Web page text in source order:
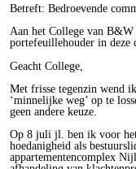
Betreft: Bedroevende
Aan het College van B&W
portefeuillehouder in deze
Geacht College,
Met frisse tegenzin wend
‘minnelijke weg’ op te
geen andere keuze.
Op 8 juli jl. ben ik voor
hoedanigheid als
appartementencomplex